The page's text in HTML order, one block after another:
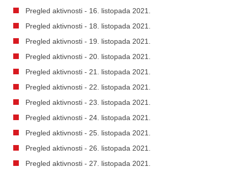
Pregled aktivnosti - 16. listopada 2021.
Pregled aktivnosti - 18. listopada 2021.
Pregled aktivnosti - 19. listopada 2021.
Pregled aktivnosti - 20. listopada 2021.
Pregled aktivnosti - 21. listopada 2021.
Pregled aktivnosti - 22. listopada 2021.
Pregled aktivnosti - 23. listopada 2021.
Pregled aktivnosti - 24. listopada 2021.
Pregled aktivnosti - 25. listopada 2021.
Pregled aktivnosti - 26. listopada 2021.
Pregled aktivnosti - 27. listopada 2021.